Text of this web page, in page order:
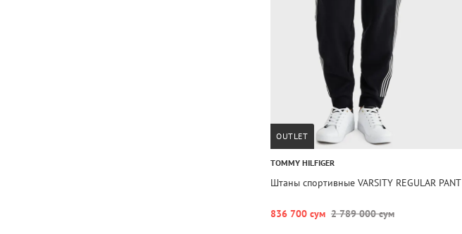
OUTLET
TOMMY HILFIGER
Штаны спортивные VARSITY REGULAR PANT
836 700 сум 2 789 000 сум